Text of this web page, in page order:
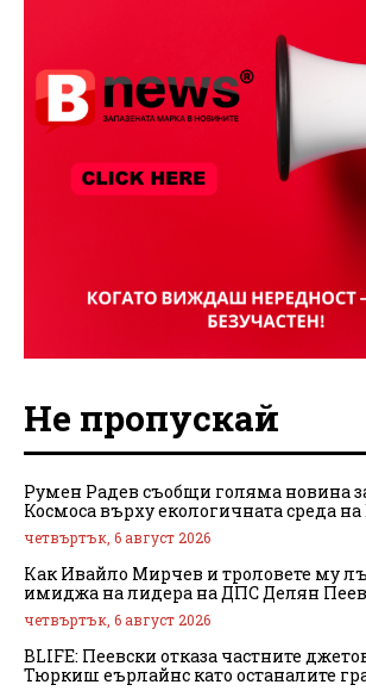
Не пропускай
Румен Радев съобщи голяма новина
Космоса върху екологичната среда
четвъртък, 6 август 2026
Как Ивайло Мирчев и троловете му
имиджа на лидера на ДПС Делян
четвъртък, 6 август 2026
BLIFE: Пеевски отказа частните
Тюркиш еърлайнс като останалите